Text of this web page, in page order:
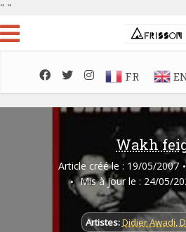
" "
FR
Wakh
Article créé le : 19/05/2007
Mis à jour le : 24/05/
Artistes:Didier Awadi,